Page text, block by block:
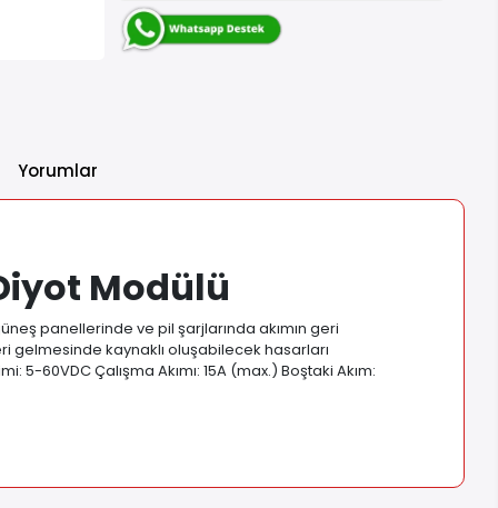
Yorumlar
Modülü
panellerinde ve pil şarjlarında akımın geri
gelmesinde kaynaklı oluşabilecek hasarları
5-60VDC Çalışma Akımı: 15A (max.) Boştaki Akım: